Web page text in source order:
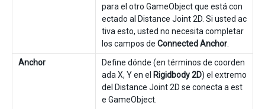
para el otro GameObject que está con
ectado al Distance Joint 2D. Si usted ac
tiva esto, usted no necesita completar
los campos de Connected Anchor.
Anchor
Define dónde (en términos de coorden
ada X, Y en el Rigidbody 2D) el extremo
del Distance Joint 2D se conecta a est
e GameObject.